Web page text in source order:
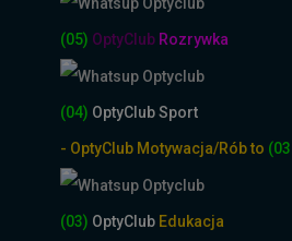
(05) OptyClub Rozrywka
(04) OptyClub Sport
- OptyClub Motywacja/Rób to
(03) OptyClub Edukacja